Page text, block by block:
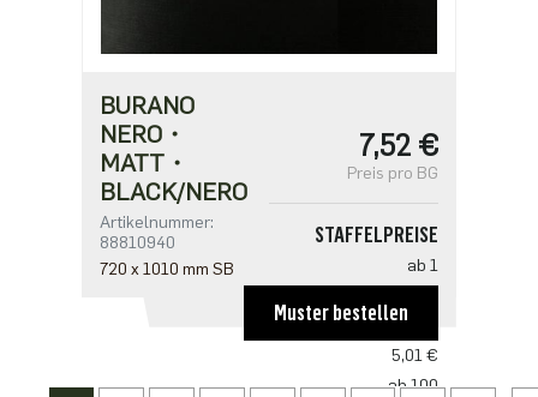
BURANO
NERO・
MATT・
BLACK/NERO
Artikelnummer:
88810940
720 x 1010 mm SB
7,52 €
Preis pro BG
STAFFELPREISE
ab 1
ab 50
5,01 €
ab 100
Muster bestellen